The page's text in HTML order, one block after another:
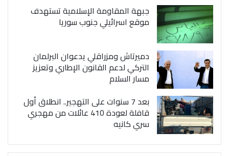
جبهة المقاومة الإسلامية تستهدف
موقع اسرائيلي جنوب سوريا
دميرتاش ومزراقلي يدعوان البرلمان
التركي لدعم القانون الإطاري وتعزيز
مسار السلام
بعد 7 سنوات على التهجير.. انطلاق أول
قافلة لعودة 410 عائلات من مهجري
سري كانيه